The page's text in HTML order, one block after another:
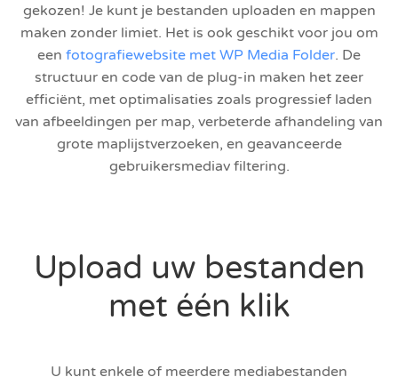
gekozen! Je kunt je bestanden uploaden en mappen
maken zonder limiet. Het is ook geschikt voor jou om
een fotografiewebsite met WP Media Folder. De
structuur en code van de plug-in maken het zeer
efficiënt, met optimalisaties zoals progressief laden
van afbeeldingen per map, verbeterde afhandeling van
grote maplijstverzoeken, en geavanceerde
gebruikersmediav filtering.
Upload uw bestanden
met één klik
U kunt enkele of meerdere mediabestanden